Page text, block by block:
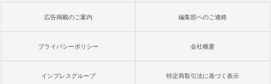
広告掲載のご案内 編集部へのご連絡
プライバシーポリシー 会社概要
インプレスグループ 特定商取引法に基づく表示